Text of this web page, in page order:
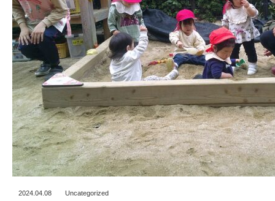
2024.04.08 Uncategorized